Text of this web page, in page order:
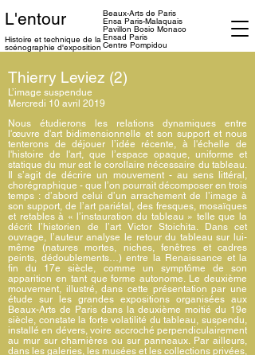
L'entour
Histoire et technique de la
scénographie d'exposition
Beaux-Arts de Paris
Ensa Paris-Malaquais
Pavillon Bosio Monaco
Ensad Paris
Centre Pompidou
Thierry Leviez (2)
L’image suspendue
Mercredi 10 avril 2019
Nous étudierons les relations dynamiques entre
l'œuvre d'art bidimensionnelle et son support et nous
tenterons de déjouer l’idée récente, à l'échelle de
l'histoire de l'art, que l’espace opaque, uniforme et
statique du mur est le corollaire nécessaire du tableau.
Il s’agit de décrire un mouvement - au sens littéral,
chorégraphique - que l’on pourrait décomposer en trois
temps : d’abord celui d’un arrachement de l’image à
son support, de l’art pariétal, des fresques, mosaïques
et retables à « l’instauration du tableau » telle que la
décrit l’historien de l’art Victor Stoichita. Dans cet
ouvrage, l’auteur analyse le retour du tableau sur lui-
même (natures mortes, niches, fenêtres et cadres
peints, dédoublements…) entre la Renaissance et la
fin du 17e siècle, comme un symptôme de son
apparition en tant que forme autonome. Le deuxième
mouvement, illustré, dans cette présentation par une
étude sur les grandes expositions organisées aux
Beaux-Arts de Paris dans la deuxième moitié du 19e
siècle, constate la forte volatilité du tableau, suspendu,
installé en dévers, voire accroché perpendiculairement
au mur sur charnières ou sur panneaux. Par ailleurs,
dans les galeries, les musées et les collections privées,